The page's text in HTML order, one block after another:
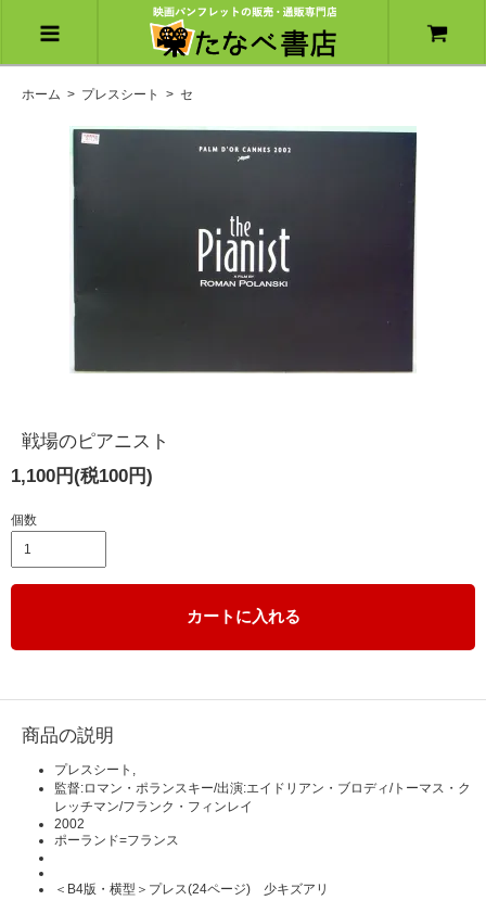
ホーム > プレスシート > セ
戦場のピアニスト
1,100円(税100円)
個数
カートに入れる
商品の説明
プレスシート,
監督:ロマン・ポランスキー/出演:エイドリアン・ブロディ/トーマス・ク
レッチマン/フランク・フィンレイ
2002
ポーランド=フランス
＜B4版・横型＞プレス(24ページ) 少キズアリ